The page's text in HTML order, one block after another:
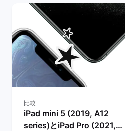
比較
iPad mini 5 (2019, A12
series)とiPad Pro (2021,